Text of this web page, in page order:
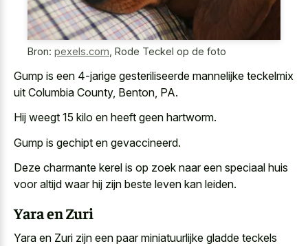
Bron: pexels.com Rode Teckel op de foto
Gump is een 4-jarige gesteriliseerde mannelijke teckelmix
uit Columbia County, Benton, PA.
Hij weegt 15 kilo en heeft geen hartworm.
Gump is gechipt en gevaccineerd.
Deze charmante kerel is op zoek naar een speciaal huis
voor altijd waar hij zijn beste leven kan leiden.
Yara en Zuri
Yara en Zuri zijn een paar miniatuurlijke gladde teckels